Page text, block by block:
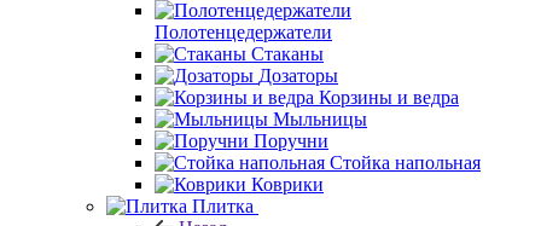
Полотенцедержатели
Стаканы
Дозаторы
Корзины и ведра
Мыльницы
Поручни
Стойка напольная
Коврики
Плитка